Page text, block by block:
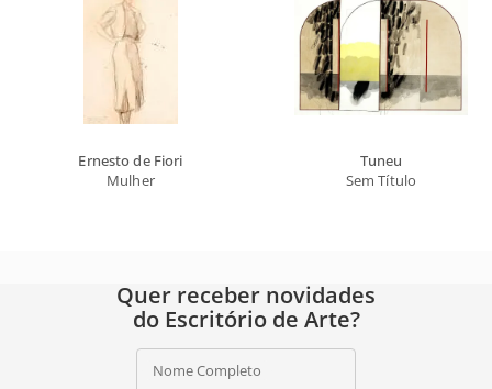
Ernesto de Fiori
Mulher
Tuneu
Sem Título
Quer receber novidades
do Escritório de Arte?
Nome Completo